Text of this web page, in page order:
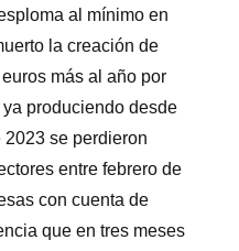
al mínimo en
la creación de
más al año por
produciendo desde
2023 se perdieron
entre febrero de
con cuenta de
que en tres meses